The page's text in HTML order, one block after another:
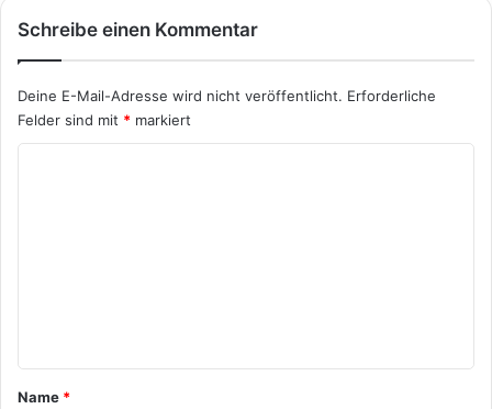
Schreibe einen Kommentar
Deine E-Mail-Adresse wird nicht veröffentlicht. Erforderliche
Felder sind mit * markiert
a
Name *